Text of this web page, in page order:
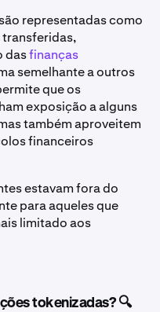
representadas como
dasfinanças
semelhante a outros
que os
exposição a alguns
também aproveitem
financeiros
estavam fora do
para aqueles que
limitado aos
tokenizadas? 🔍